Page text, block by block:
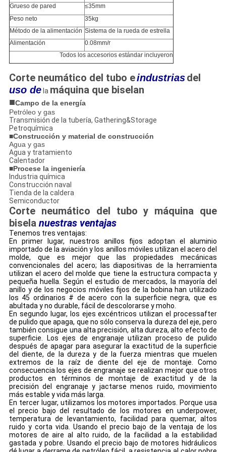
Grueso de pared
≤35mm
Peso neto
35kg
Método de la alimentación Sistema de la rueda de estrella
Alimentación
0.08mm/r
Todos los accesorios estándar incluyeron
Corte neumático del tubo eindustriasdel
uso dela máquina que biselan
■Campo de la energía
Petróleo y gas
Transmisión de la tubería, Gathering&Storage
Petroquímica
■Construcción y material de construcción
Agua y gas
Agua y tratamiento
Calentador
■Procese la ingeniería
Industria química
Construcción naval
Tienda de la caldera
Semiconductor
Corte neumático del tubo y máquina que
bisela nuestras ventajas
Tenemos tres ventajas:
En primer lugar, nuestros anillos fijos adoptan el aluminio
importado de la aviación y los anillos móviles utilizan el acero del
molde, que es mejor que las propiedades mecánicas
convencionales del acero; las diapositivas de la herramienta
utilizan el acero del molde que tiene la estructura compacta y
pequeña huella. Según el estudio de mercados, la mayoría del
anillo y de los negocios móviles fijos de la bobina han utilizado
los 45 ordinarios # de acero con la superficie negra, que es
abultada y no durable, fácil de descolorarse y moho.
En segundo lugar, los ejes excéntricos utilizan el processafter
de pulido que apaga, que no sólo conserva la dureza del eje, pero
también consigue una alta precisión, alta dureza, alto efecto de
superficie. Los ejes de engranaje utilizan proceso de pulido
después de apagar para asegurar la exactitud de la superficie
del diente, de la dureza y de la fuerza mientras que muelen
extremos de la raíz de diente del eje de montaje. Como
consecuencia los ejes de engranaje se realizan mejor que otros
productos en términos de montaje de exactitud y de la
precisión del engranaje y jactarse menos ruido, movimiento
más estable y vida más larga.
En tercer lugar, utilizamos los motores importados. Porque usa
el precio bajo del resultado de los motores en underpower,
temperatura de levantamiento, facilidad para quemar, altos
ruido y corta vida. Usando el precio bajo de la ventaja de los
motores de aire al alto ruido, de la facilidad a la estabilidad
gastada y pobre. Usando el precio bajo de motores hidráulicos